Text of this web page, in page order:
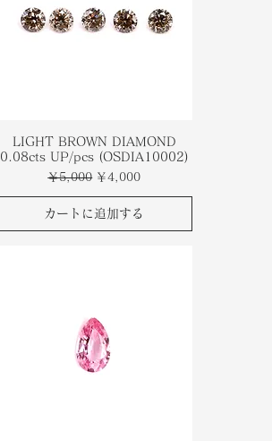
LIGHT BROWN DIAMOND
0.08cts UP/pcs (OSDIA10002)
通常価格
￥5,000 セール価格
￥4,000
カートに追加する